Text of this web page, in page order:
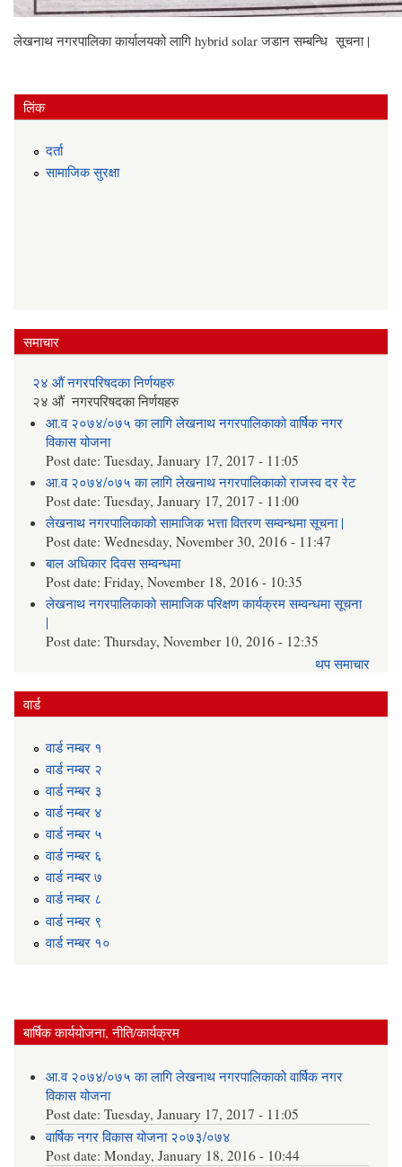
लेखनाथ नगरपालिका कार्यालयको लागि hybrid solar जडान सम्बन्धि सूचना |
लिंक
दर्ता
सामाजिक सुरक्षा
समाचार
२४ औं नगरपरिषदका निर्णयहरु
२४ औं नगरपरिषदका निर्णयहरु
आ.व २०७४/०७५ का लागि लेखनाथ नगरपालिकाको वार्षिक नगर
विकास योजना
Post date:Tuesday, January 17, 2017 - 11:05
आ.व २०७४/०७५ का लागि लेखनाथ नगरपालिकाको राजस्व दर रेट
Post date:Tuesday, January 17, 2017 - 11:00
लेखनाथ नगरपालिकाको सामाजिक भत्ता वितरण सम्वन्धमा सूचना |
Post date:Wednesday, November 30, 2016 - 11:47
बाल अधिकार दिवस सम्वन्धमा
Post date:Friday, November 18, 2016 - 10:35
लेखनाथ नगरपालिकाको सामाजिक परिक्षण कार्यक्रम सम्वन्धमा सूचना
|
Post date:Thursday, November 10, 2016 - 12:35
थप समाचार
वार्ड
वार्ड न‌म्बर १
वार्ड न‌म्बर २
वार्ड न‌म्बर ३
वार्ड न‌म्बर ४
वार्ड न‌म्बर ५
वार्ड न‌म्बर ६
वार्ड न‌म्बर ७
वार्ड न‌म्बर ८
वार्ड न‌म्बर ९
वार्ड न‌म्बर १०
बार्षिक कार्ययोजना, नीति/कार्यक्रम
आ.व २०७४/०७५ का लागि लेखनाथ नगरपालिकाको वार्षिक नगर
विकास योजना
Post date:Tuesday, January 17, 2017 - 11:05
वार्षिक नगर विकास योजना २०७३/०७४
Post date:Monday, January 18, 2016 - 10:44